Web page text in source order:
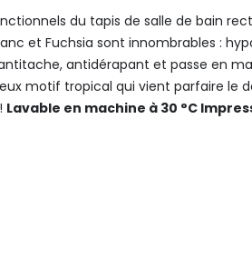
du tapis de salle de bain
et Fuchsia sont innombrables :
antidérapant et passe en
motif tropical qui vient parfaire le
Lavable en machine à 30 °C